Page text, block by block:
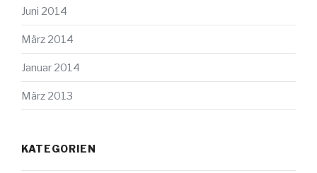
Juni 2014
März 2014
Januar 2014
März 2013
KATEGORIEN